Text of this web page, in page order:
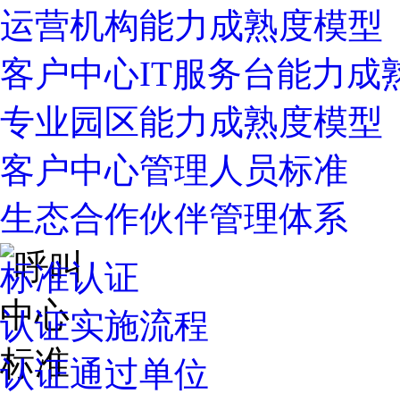
运营机构能力成熟度模型
客户中心IT服务台能力成
专业园区能力成熟度模型
客户中心管理人员标准
生态合作伙伴管理体系
标准认证
认证实施流程
认证通过单位